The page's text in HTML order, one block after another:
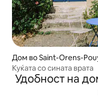
Дом во Saint-Orens-
Куќата со сината врата
Удобност на